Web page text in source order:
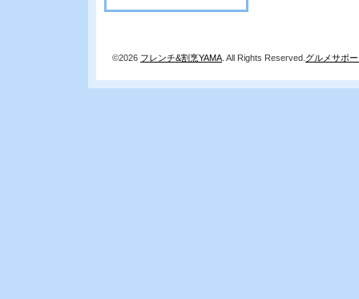
©2026 フレンチ&割烹YAMA . All Rights Reserved. グルメサポ